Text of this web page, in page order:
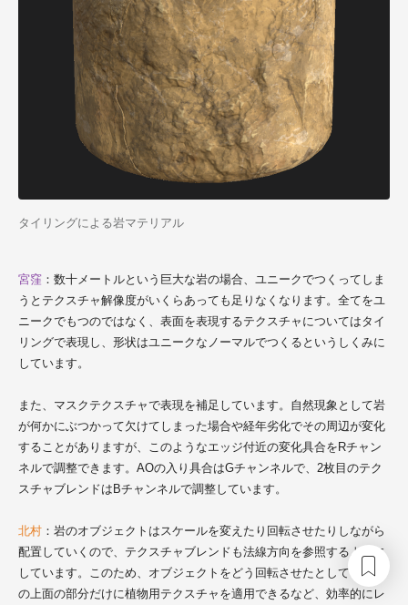
タイリングによる岩マテリアル
宮窪 ：数十メートルという巨大な岩の場合、ユニークでつくってしま
うとテクスチャ解像度がいくらあっても足りなくなります。全てをユ
ニークでもつのではなく、表面を表現するテクスチャについてはタイ
リングで表現し、形状はユニークなノーマルでつくるというしくみに
しています。
また、マスクテクスチャで表現を補足しています。自然現象として岩
が何かにぶつかって欠けてしまった場合や経年劣化でその周辺が変化
することがありますが、このようなエッジ付近の変化具合をRチャン
ネルで調整できます。AOの入り具合はGチャンネルで、2枚目のテク
スチャブレンドはBチャンネルで調整しています。
北村 ：岩のオブジェクトはスケールを変えたり回転させたりしながら
配置していくので、テクスチャブレンドも法線方向を参照するように
しています。このため、オブジェクトをどう回転させたとしても、岩
の上面の部分だけに植物用テクスチャを適用できるなど、効率的にレ